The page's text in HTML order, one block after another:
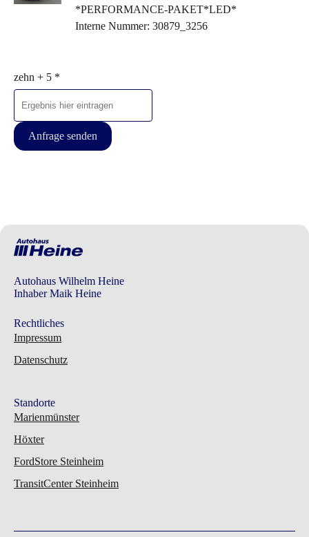
*PERFORMANCE-PAKET*LED*
Interne Nummer: 30879_3256
zehn + 5 *
Anfrage senden
Autohaus Wilhelm Heine
Inhaber Maik Heine
Rechtliches
Impressum
Datenschutz
Standorte
Marienmünster
Höxter
FordStore Steinheim
TransitCenter Steinheim